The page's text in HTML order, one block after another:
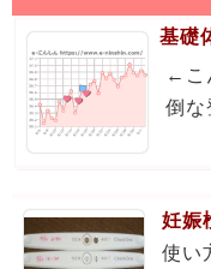
基礎
←こ
倒な
妊娠
使い